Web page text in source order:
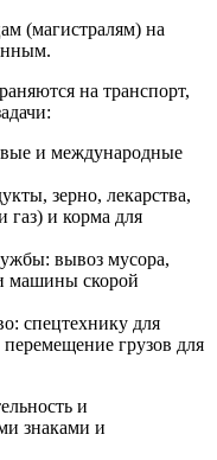
(магистралям) на
на транспорт,
и международные
зерно, лекарства,
газ) и корма для
вывоз мусора,
скорой
спецтехнику для
грузов для
и
знаками и